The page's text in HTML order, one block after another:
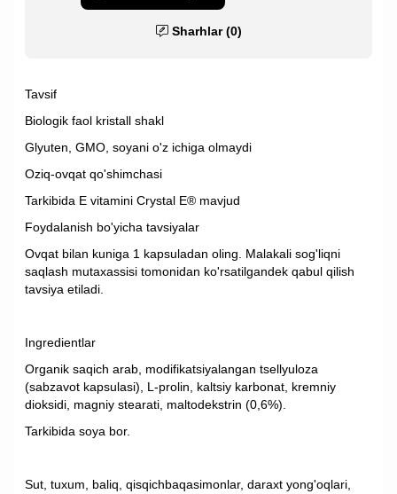
Sharhlar (0)
Tavsif
Biologik faol kristall shakl
Glyuten, GMO, soyani o'z ichiga olmaydi
Oziq-ovqat qo'shimchasi
Tarkibida E vitamini Crystal E® mavjud
Foydalanish bo'yicha tavsiyalar
Ovqat bilan kuniga 1 kapsuladan oling. Malakali sog'liqni
saqlash mutaxassisi tomonidan ko'rsatilgandek qabul qilish
tavsiya etiladi.
Ingredientlar
Organik saqich arab, modifikatsiyalangan tsellyuloza
(sabzavot kapsulasi), L-prolin, kaltsiy karbonat, kremniy
dioksidi, magniy stearati, maltodekstrin (0,6%).
Tarkibida soya bor.
Sut, tuxum, baliq, qisqichbaqasimonlar, daraxt yong'oqlari,